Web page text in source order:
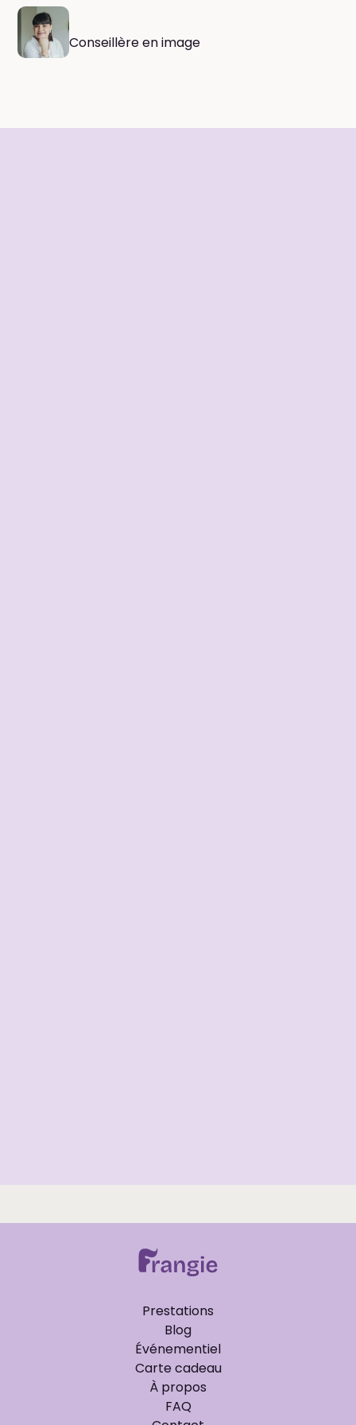
sublimer votre silhouette actuelle et
d'accompagner votre évolution physique
avec bienveillance.
Conseillère en image
Prestations
Blog
Événementiel
Carte cadeau
À propos
FAQ